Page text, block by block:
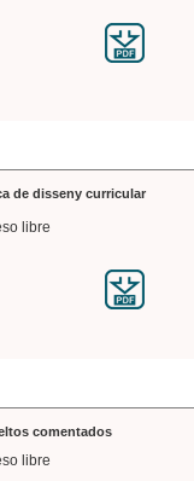
de disseny curricular
libre
comentados
libre